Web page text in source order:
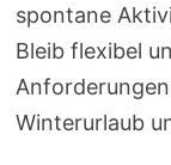
spontane
Bleib flexibel
Winterurlaub